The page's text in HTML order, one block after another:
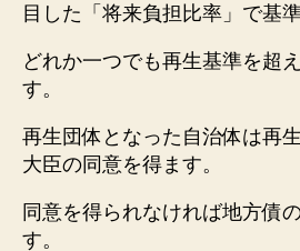
目した「将来負担比率」で基
どれか一つでも再生基準を超
す。
再生団体となった自治体は再
大臣の同意を得ます。
同意を得られなければ地方債
す。